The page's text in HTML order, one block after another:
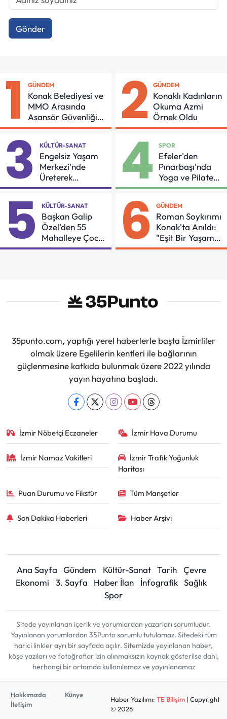
Gönder
1 GÜNDEM
Konak Belediyesi ve
MMO Arasında
Asansör Güvenliği
İçin Önemli Protokol
2 GÜNDEM
Konaklı Kadınların
Okuma Azmi
Örnek Oldu
3 KÜLTÜR-SANAT
Engelsiz Yaşam
Merkezi'nde
Üreterek
Güçleniyorlar
4 SPOR
Efeler'den
Pınarbaşı'nda
Yoga ve Pilates
Buluşması
5 KÜLTÜR-SANAT
Başkan Galip
Özel'den 55
Mahalleye Çocuk
Şenliği
6 GÜNDEM
Roman Soykırımı
Konak'ta Anıldı:
"Eşit Bir Yaşam
İçin Mücadeleyi
35punto.com, yaptığı yerel haberlerle başta İzmirliler
olmak üzere Egelilerin kentleri ile bağlarının
güçlenmesine katkıda bulunmak üzere 2022 yılında
yayın hayatına başladı.
İzmir Nöbetçi Eczaneler İzmir Hava Durumu
İzmir Namaz Vakitleri
İzmir Trafik Yoğunluk
Haritası
Puan Durumu ve Fikstür Tüm Manşetler
Son Dakika Haberleri Haber Arşivi
Ana Sayfa Gündem Kültür-Sanat Tarih
Çevre
Ekonomi
3. Sayfa Haber İlan İnfografik Sağlık
Spor
Sitede yayınlanan içerik ve yorumlardan yazarları sorumludur.
Yayınlanan yorumlardan 35Punto sorumlu tutulamaz. Sitedeki tüm
harici linkler ayrı bir sayfada açılır. Sitemizde yayınlanan haber,
köşe yazıları ve fotoğraflar izin alınmaksızın kaynak gösterilse dahi,
herhangi bir ortamda kullanılamaz ve yayınlanamaz
Hakkımızda
Künye
İletişim
Haber Yazılımı: TE Bilişim| Copyright
© 2026